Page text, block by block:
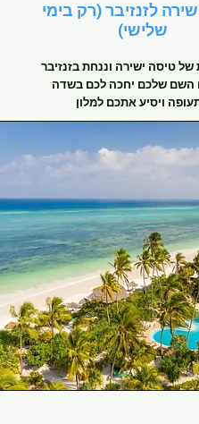
לזנזיבר (רק בימי
שלישי)
טיסה ישירה וננחת בזנזיבר
השם שלכם יחכה לכם בשדה
ויסיע אתכם למלון